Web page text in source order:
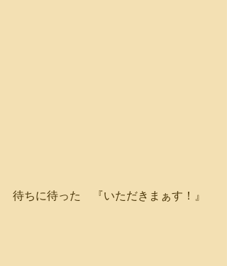
待ちに待った　『いただきまぁす！』